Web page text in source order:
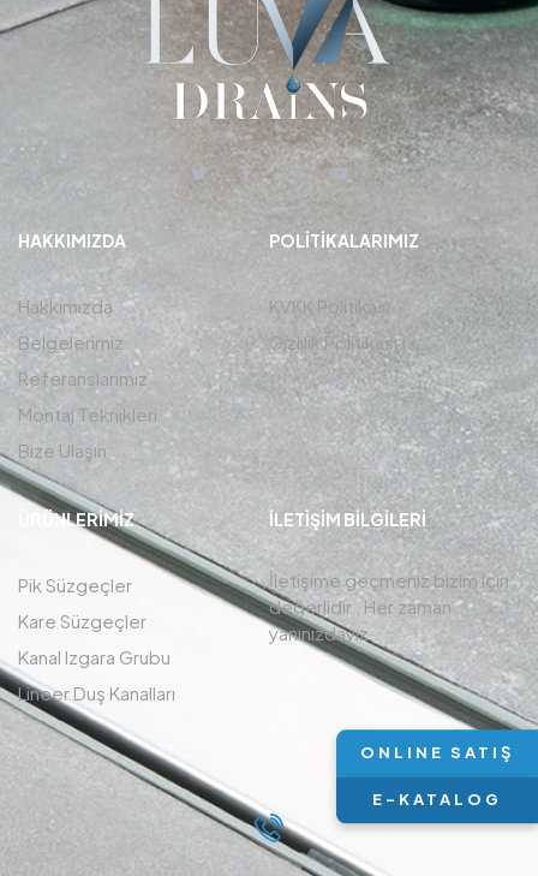
HAKKIMIZDA
Hakkımızda
Belgelerimiz
Referanslarımız
Montaj Teknikleri
Bize Ulaşın
POLITIKALARIMIZ
KVKK Politikası
Gizlilik Politikası
ÜRÜNLERIMIZ
Pik Süzgeçler
Kare Süzgeçler
Kanal Izgara Grubu
Lineer Duş Kanalları
İLETIŞIM BİLGİLERİ
İletişime geçmeniz bizim için
değerlidir , Her zaman
yanınızdayız.
ONLINE SATIŞ
E-KATALOG